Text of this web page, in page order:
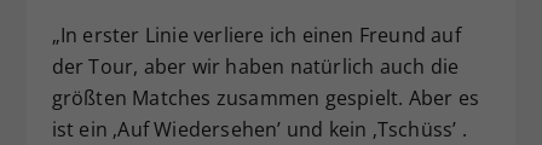
„In erster Linie verliere ich einen Freund auf
der Tour, aber wir haben natürlich auch die
größten Matches zusammen gespielt. Aber es
ist ein ‚Auf Wiedersehen’ und kein ‚Tschüss’ .